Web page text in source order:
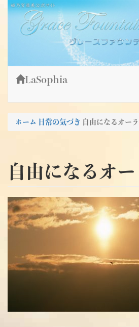
Skip
content
姫乃宮亜美公式サイト～Grace Fountain
グレースファウンテン
LaSophia
ホーム 日常の気づき 自由になるオーラ
自由になるオー